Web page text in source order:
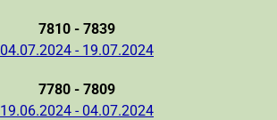
7810 - 7839
04.07.2024 - 19.07.2024
7780 - 7809
19.06.2024 - 04.07.2024